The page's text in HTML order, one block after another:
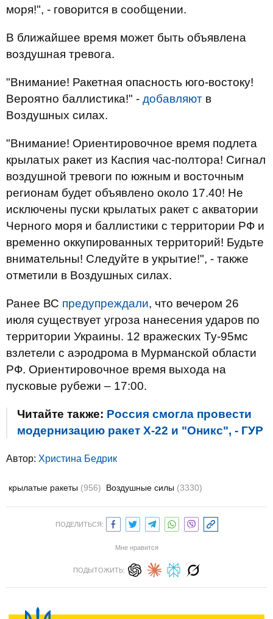
моря!", - говорится в сообщении.
В ближайшее время может быть объявлена
воздушная тревога.
"Внимание! Ракетная опасность юго-востоку!
Вероятно баллистика!" - добавляют в
Воздушных силах.
"Внимание! Ориентировочное время подлета
крылатых ракет из Каспия час-полтора! Сигнал
воздушной тревоги по южным и восточным
регионам будет объявлено около 17.40! Не
исключены пуски крылатых ракет с акватории
Черного моря и баллистики с территории РФ и
временно оккупированных территорий! Будьте
внимательны! Следуйте в укрытие!", - также
отметили в Воздушных силах.
Ранее ВС предупреждали, что вечером 26
июля существует угроза нанесения ударов по
территории Украины. 12 вражеских Ту-95мс
взлетели с аэродрома в Мурманской области
РФ. Ориентировочное время выхода на
пусковые рубежи – 17:00.
Читайте также: Россия смогла провести
модернизацию ракет Х-22 и "Оникс", - ГУР
Автор: Христина Бедрик
крылатые ракеты (956) Воздушные силы (3330)
ПОДЕЛИТЬСЯ:
Мне нравится
ПОДЫТОЖИТЬ: